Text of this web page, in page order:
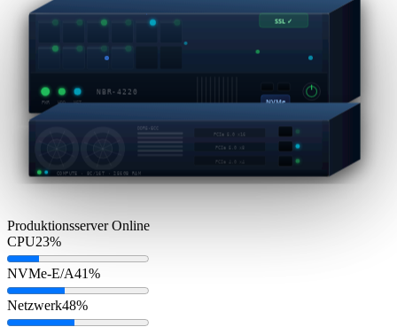
PWR HDD NET
NBR-4220
NVMe
DDR5-ECC
PCIe 5.0 x16
PCIe 5.0 x8
PCIe 4.0 x4
COMPUTE · 8C/16T · 256GB RAM
SSL ✓
Produktionsserver Online
CPU23%
NVMe-E/A41%
Netzwerk48%